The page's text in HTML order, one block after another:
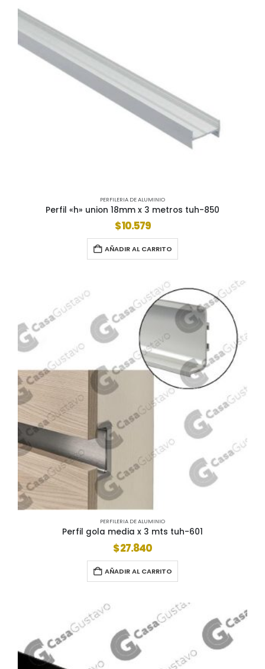
PERFILERIA DE ALUMINIO
Perfil «h» union 18mm x 3 metros tuh-850
$10.579
AÑADIR AL CARRITO
PERFILERIA DE ALUMINIO
Perfil gola media x 3 mts tuh-601
$27.840
AÑADIR AL CARRITO